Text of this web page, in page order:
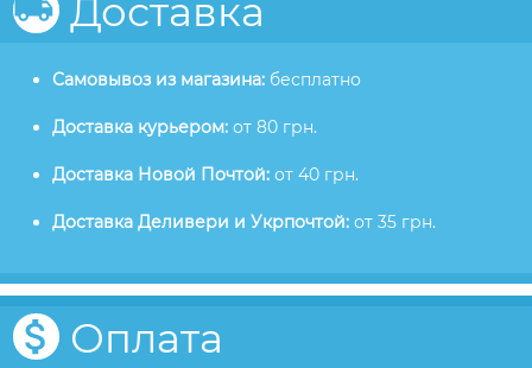
Доставка
Самовывоз из магазина: бесплатно
Доставка курьером: от 80 грн.
Доставка Новой Почтой: от 40 грн.
Доставка Деливери и Укрпочтой: от 35 грн.
Оплата